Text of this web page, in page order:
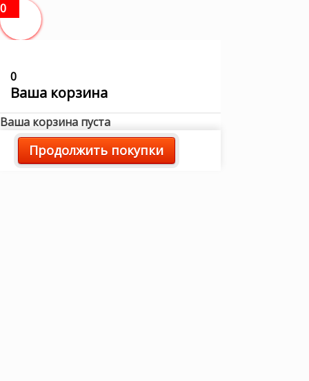
0
0
Ваша корзина
Ваша корзина пуста
Продолжить покупки